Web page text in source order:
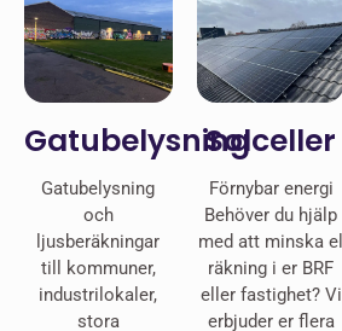
Gatubelysning
Gatubelysning
och
ljusberäkningar
till kommuner,
industrilokaler,
stora
Solceller
Förnybar energi
Behöver du hjälp
med att minska el
räkning i er BRF
eller fastighet? Vi
erbjuder er flera